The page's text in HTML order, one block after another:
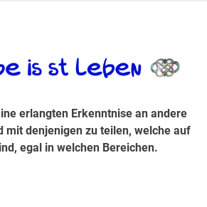
egal in welchen Bereichen.
erlangten Erkenntnise an andere
mit denjenigen zu teilen, welche auf
egal in welchen Bereichen.